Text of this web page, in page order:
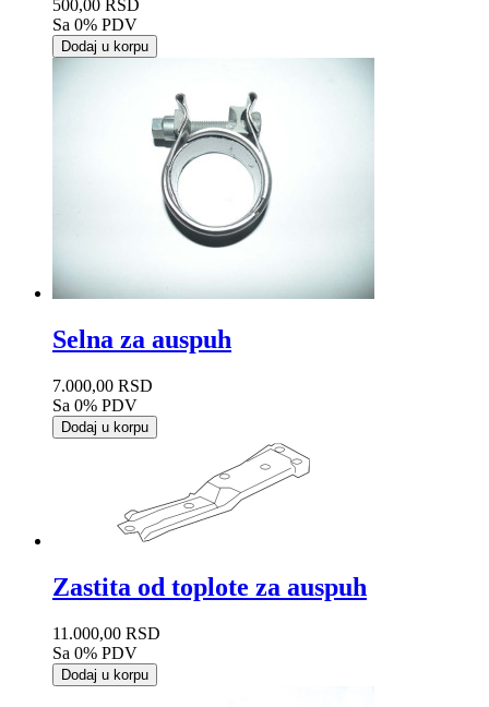
500,00 RSD
Sa 0% PDV
Dodaj u korpu
Selna za auspuh
7.000,00 RSD
Sa 0% PDV
Dodaj u korpu
Zastita od toplote za auspuh
11.000,00 RSD
Sa 0% PDV
Dodaj u korpu